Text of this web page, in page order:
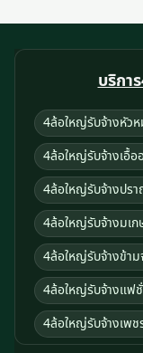
บริกา
4ล้อใหญ่รับจ้างหัว
4ล้อใหญ่รับจ้างเอื้อ
4ล้อใหญ่รับจ้างปร
4ล้อใหญ่รับจ้างมเ
4ล้อใหญ่รับจ้างข้า
4ล้อใหญ่รับจ้างแฟ
4ล้อใหญ่รับจ้างเพช